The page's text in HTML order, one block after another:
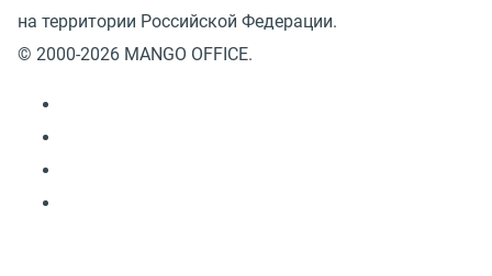
на территории Российской Федерации.
© 2000-2026 MANGO OFFICE.